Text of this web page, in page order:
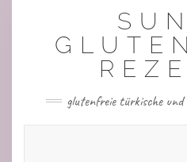
glutenfreie türkische